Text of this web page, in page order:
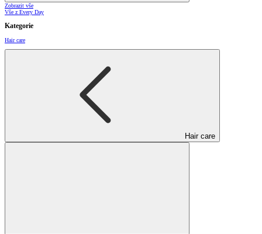
Zobrazit vše
Vše z Every Day
Kategorie
Hair care
Hair care